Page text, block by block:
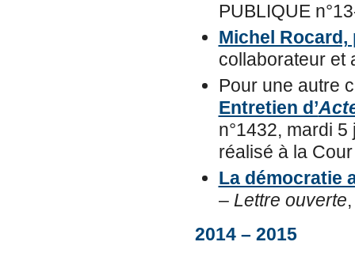
PUBLIQUE
Michel
collaborateur et
Pour une autre
Entretien d’
n°1432, mardi
réalisé à la
La démocratie
– Lettre ouverte
2014 – 2015